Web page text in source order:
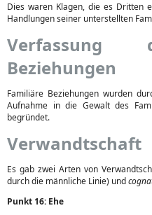
Dies waren Klagen, die es Dritten
Handlungen seiner unterstellten
Verfassung
Beziehungen
Familiäre Beziehungen wurden
Aufnahme in die Gewalt des
begründet.
Verwandtschaft
Es gab zwei Arten von
durch die männliche Linie) und
Punkt 16: Ehe